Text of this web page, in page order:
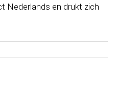
Nederlands en drukt zich